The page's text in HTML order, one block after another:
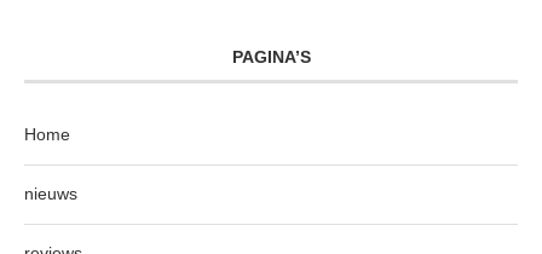
PAGINA’S
Home
nieuws